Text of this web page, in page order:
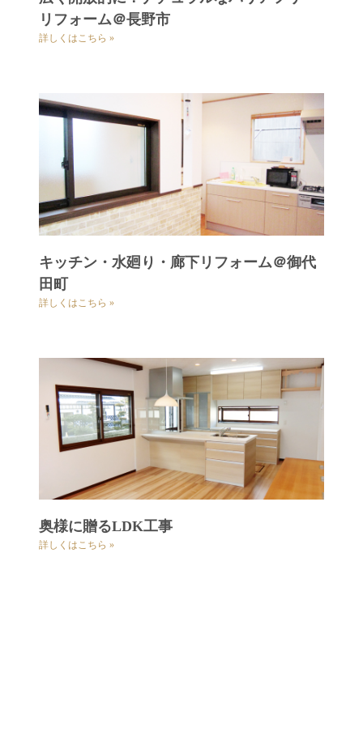
リフォーム＠長野市
詳しくはこちら »
キッチン・水廻り・廊下リフォーム＠御代
田町
詳しくはこちら »
奥様に贈るLDK工事
詳しくはこちら »